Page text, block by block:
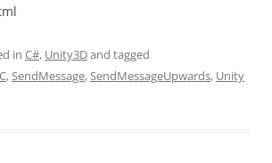
in C#, Unity3Dand tagged
C,SendMessage,SendMessageUpwards, Unity